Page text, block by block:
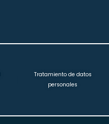
Tratamiento de datos
personales